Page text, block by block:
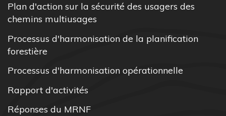
Plan d'action sur la sécurité des usagers des
chemins multiusages
Processus d'harmonisation de la planification
forestière
Processus d'harmonisation opérationnelle
Rapport d'activités
Réponses du MRNF